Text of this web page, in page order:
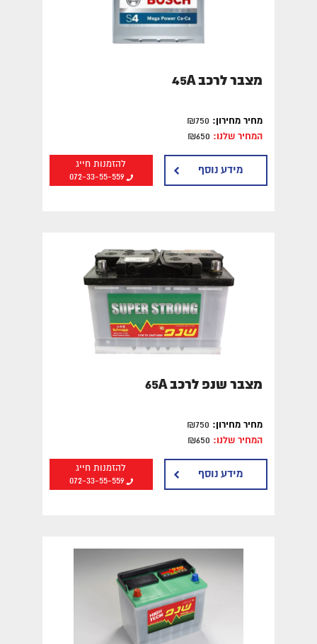
מצבר לרכב 45A
מחיר מחירון:
המחיר שלנו:
להזמנות חייג
072-33-55-559
מידע נוסף
מצבר שנפ לרכב 65A
מחיר מחירון:
המחיר שלנו:
להזמנות חייג
072-33-55-559
מידע נוסף